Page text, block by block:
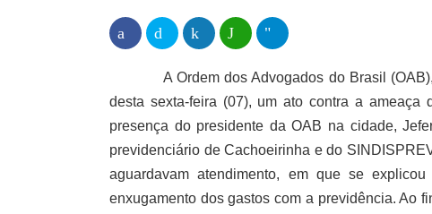
A Ordem dos Advogados do Brasil
desta sexta-feira (07), um ato contra a
presença do presidente da OAB na cidade,
previdenciário de Cachoeirinha e do
aguardavam atendimento, em que se
enxugamento dos gastos com a previdência. Ao